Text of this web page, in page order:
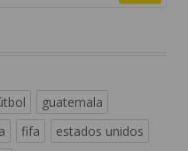
guatemala
fifa
estados unidos